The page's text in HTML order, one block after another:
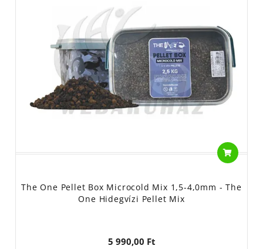
The One Pellet Box Microcold Mix 1,5-4,0mm - The
One Hidegvízi Pellet Mix
5 990,00 Ft